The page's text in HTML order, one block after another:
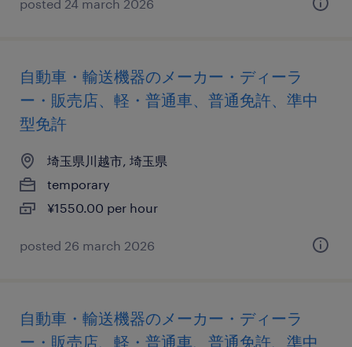
posted 24 march 2026
自動車・輸送機器のメーカー・ディーラ
ー・販売店、軽・普通車、普通免許、準中
型免許
埼玉県川越市, 埼玉県
temporary
¥1550.00 per hour
posted 26 march 2026
自動車・輸送機器のメーカー・ディーラ
ー・販売店、軽・普通車、普通免許、準中